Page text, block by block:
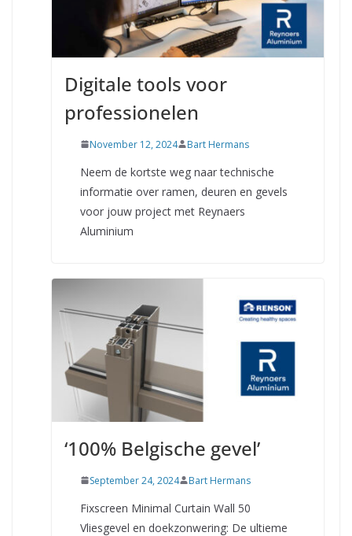
Digitale tools voor
professionelen
November 12, 2024 Bart Hermans
Neem de kortste weg naar technische
informatie over ramen, deuren en gevels
voor jouw project met Reynaers
Aluminium
‘100% Belgische gevel’
September 24, 2024 Bart Hermans
Fixscreen Minimal Curtain Wall 50
Vliesgevel en doekzonwering: De ultieme